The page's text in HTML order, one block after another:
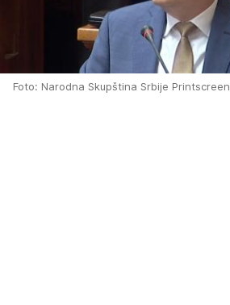
Foto: Narodna Skupština Srbije Printscreen